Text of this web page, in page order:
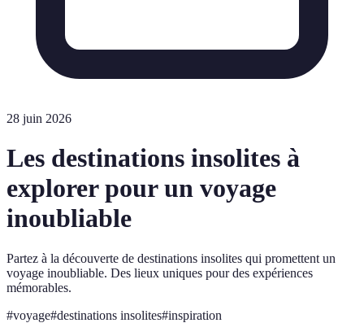
28 juin 2026
Les destinations insolites à
explorer pour un voyage
inoubliable
Partez à la découverte de destinations insolites qui promettent un
voyage inoubliable. Des lieux uniques pour des expériences
mémorables.
#voyage#destinations insolites#inspiration